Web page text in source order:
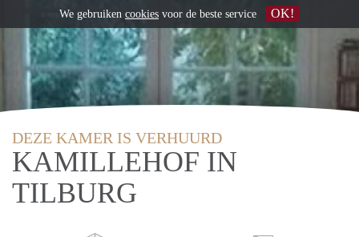
DEZE KAMER IS VERHUURD
KAMILLEHOF IN
TILBURG
We gebruiken cookies voor de beste service OK!